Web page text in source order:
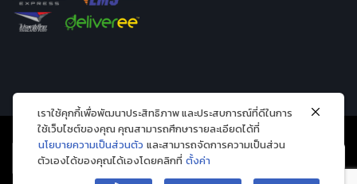
เราใช้คุกกี้เพื่อพัฒนาประสิทธิภาพ และประสบการณ์ที่ดีในการ
ใช้เว็บไซต์ของคุณ คุณสามารถศึกษารายละเอียดได้ที่
นโยบายความเป็นส่วนตัว และสามารถจัดการความเป็นส่วน
ตัวเองได้ของคุณได้เองโดยคลิกที่ ตั้งค่า